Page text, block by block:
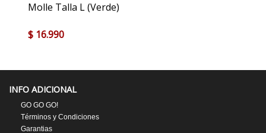
Molle Talla L (Verde)
$ 16.990
INFO ADICIONAL
GO GO GO!
Términos y Condiciones
Garantias